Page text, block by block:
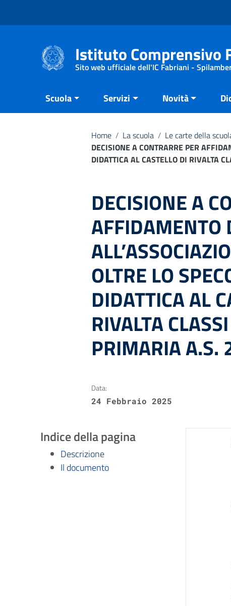
Istituto Comprensivo
Sito web ufficiale dell'IC Fabriani -
Scuola Servizi Novità
Home / La scuola / Le carte della
DECISIONE A CONTRARRE PER
DIDATTICA AL CASTELLO DI RIVALTA
DECISIONE A
AFFIDAMENTO
OLTRE LO
DIDATTICA AL
RIVALTA
PRIMARIA
Data:
24 Febbraio 2025
Indice della pagina
Descrizione
Il documento